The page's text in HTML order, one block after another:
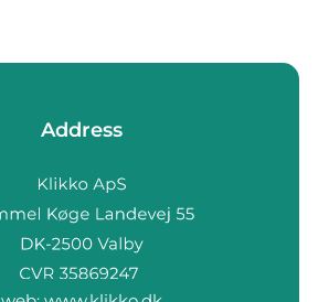
Address